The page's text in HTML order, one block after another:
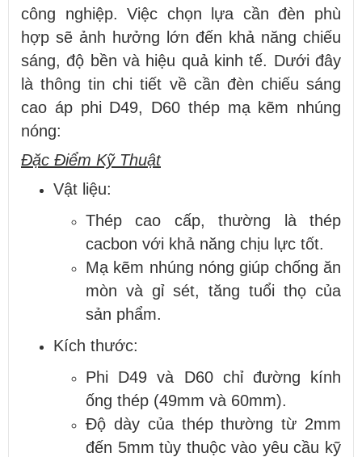
công nghiệp. Việc chọn lựa cần đèn phù
hợp sẽ ảnh hưởng lớn đến khả năng chiếu
sáng, độ bền và hiệu quả kinh tế. Dưới đây
là thông tin chi tiết về cần đèn chiếu sáng
cao áp phi D49, D60 thép mạ kẽm nhúng
nóng:
Đặc Điểm Kỹ Thuật
Vật liệu:
Thép cao cấp, thường là thép
cacbon với khả năng chịu lực tốt.
Mạ kẽm nhúng nóng giúp chống ăn
mòn và gỉ sét, tăng tuổi thọ của
sản phẩm.
Kích thước:
Phi D49 và D60 chỉ đường kính
ống thép (49mm và 60mm).
Độ dày của thép thường từ 2mm
đến 5mm tùy thuộc vào yêu cầu kỹ